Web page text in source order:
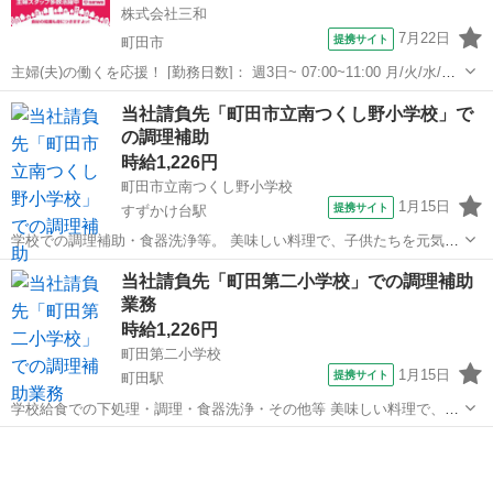
株式会社三和
町田市
提携サイト 7月22日
主婦(夫)の働くを応援！ [勤務日数]： 週3日~ 07:00~11:00 月/火/水/木/
金/土/日 などから選べます [勤務地・最寄駅]： 東京都町田市南大谷4-
39-13 スーパー三和 町田大谷店 町田駅バス22分...
東京 キッチン
当社請負先「町田市立南つくし野小学校」で
の調理補助
時給1,226円
町田市立南つくし野小学校
すずかけ台駅
提携サイト 1月15日
学校での調理補助・食器洗浄等。 美味しい料理で、子供たちを元気に
しましょう◎ パート ◆昇給あり ◆屋内原則禁煙 ・大量給食調理補助
経験者歓迎
東京 すずかけ台駅 キッチン
当社請負先「町田第二小学校」での調理補助
業務
時給1,226円
町田第二小学校
町田駅
提携サイト 1月15日
学校給食での下処理・調理・食器洗浄・その他等 美味しい料理で、子
供たちを元気にしましょう◎ パート ◆社会保険完備 ◆昇給あり ◆屋